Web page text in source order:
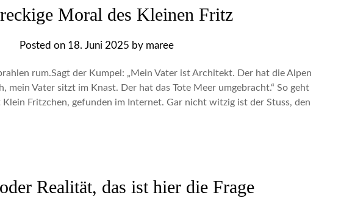
Moral des Kleinen Fritz
Posted on 18. Juni 2025 by maree
rum.Sagt der Kumpel: „Mein Vater ist Architekt. Der hat die Alpen
mein Vater sitzt im Knast. Der hat das Tote Meer umgebracht.“ So geht
Fritzchen, gefunden im Internet. Gar nicht witzig ist der Stuss, den
Realität, das ist hier die Frage